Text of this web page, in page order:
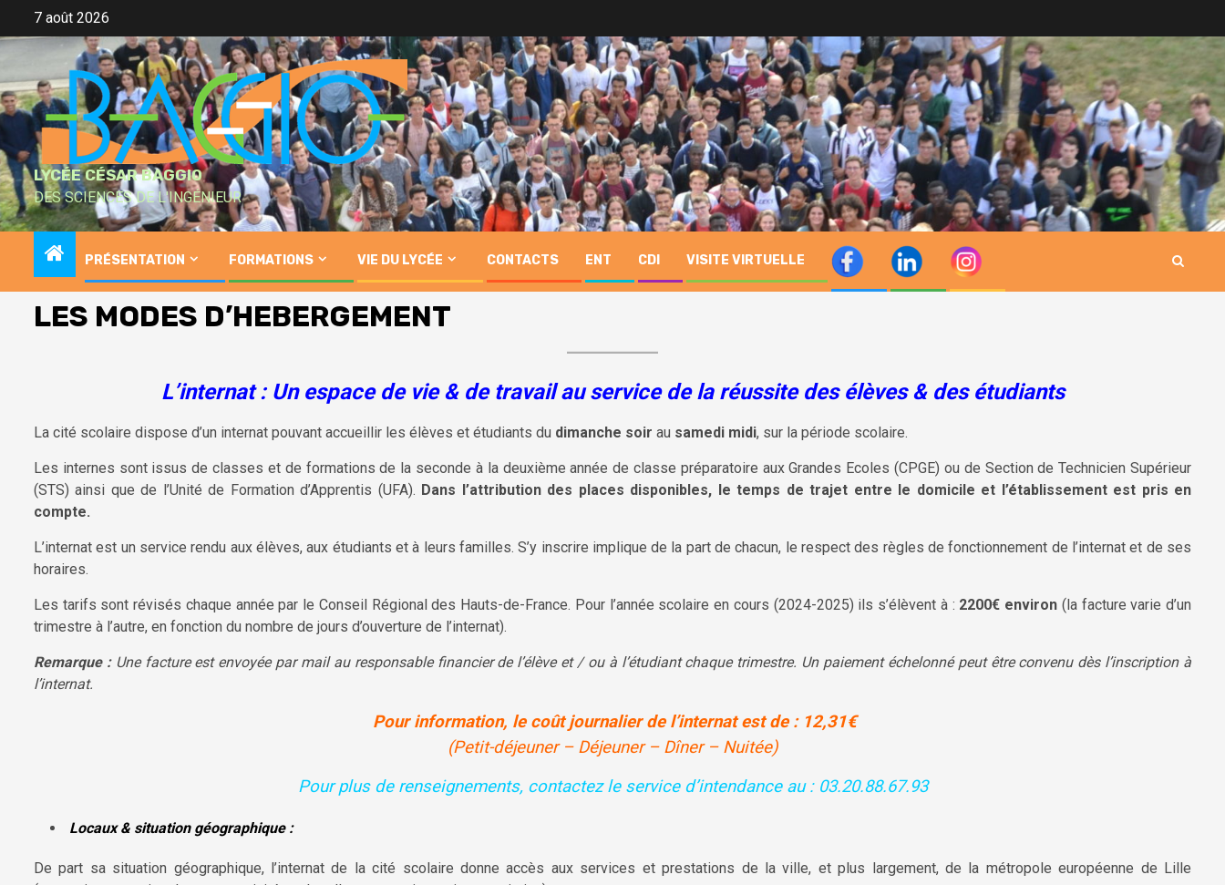
content
7 août 2026
LYCÉE CÉSAR BAGGIO
DES SCIENCES DE L'INGÉNIEUR
PRÉSENTATION FORMATIONS VIE DU LYCÉE CONTACTS ENT CDI VISITE VIRTUELLE
LES MODES D’HEBERGEMENT
L’internat : Un espace de vie & de travail au service de la réussite des élèves & des étudiants
La cité scolaire dispose d’un internat pouvant accueillir les élèves et étudiants du dimanche soir au samedi midi, sur la période scolaire.
Les internes sont issus de classes et de formations de la seconde à la deuxième année de classe préparatoire aux Grandes Ecoles (CPGE) ou de Section de Technicien Supérieur
(STS) ainsi que de l’Unité de Formation d’Apprentis (UFA). Dans l’attribution des places disponibles, le temps de trajet entre le domicile et l’établissement est pris en
compte.
L’internat est un service rendu aux élèves, aux étudiants et à leurs familles. S’y inscrire implique de la part de chacun, le respect des règles de fonctionnement de l’internat et de ses
horaires.
Les tarifs sont révisés chaque année par le Conseil Régional des Hauts-de-France. Pour l’année scolaire en cours (2024-2025) ils s’élèvent à : 2200€ environ (la facture varie d’un
trimestre à l’autre, en fonction du nombre de jours d’ouverture de l’internat).
Remarque :Une facture est envoyée par mail au responsable financier de l’élève et / ou à l’étudiant chaque trimestre. Un paiement échelonné peut être convenu dès l’inscription à
l’internat.
Pour information, le coût journalier de l’internat est de : 12,31€
(Petit-déjeuner – Déjeuner – Dîner – Nuitée)
Pour plus de renseignements, contactez le service d’intendance au : 03.20.88.67.93
Locaux & situation géographique :
De part sa situation géographique, l’internat de la cité scolaire donne accès aux services et prestations de la ville, et plus largement, de la métropole européenne de Lille